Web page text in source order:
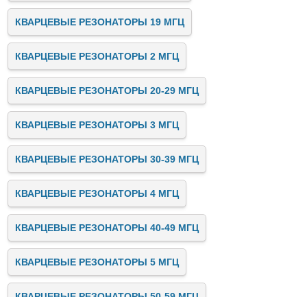
КВАРЦЕВЫЕ РЕЗОНАТОРЫ 19 МГЦ
КВАРЦЕВЫЕ РЕЗОНАТОРЫ 2 МГЦ
КВАРЦЕВЫЕ РЕЗОНАТОРЫ 20-29 МГЦ
КВАРЦЕВЫЕ РЕЗОНАТОРЫ 3 МГЦ
КВАРЦЕВЫЕ РЕЗОНАТОРЫ 30-39 МГЦ
КВАРЦЕВЫЕ РЕЗОНАТОРЫ 4 МГЦ
КВАРЦЕВЫЕ РЕЗОНАТОРЫ 40-49 МГЦ
КВАРЦЕВЫЕ РЕЗОНАТОРЫ 5 МГЦ